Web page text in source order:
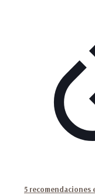
5 recomendaciones